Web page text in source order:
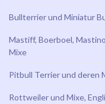
Bullterrier und Miniatur
Mastiff, Boerboel,
Mixe
Pitbull Terrier und deren
Rottweiler und Mixe,